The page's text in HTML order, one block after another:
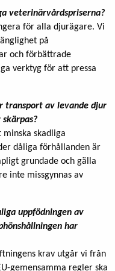
veterinärvårdspriserna?
för alla djurägare. Vi
på
och förbättrade
verktyg för att pressa
transport av levande djur
minska skadliga
dåliga förhållanden är
grundade och gälla
inte missgynnas av
uppfödningen av
har
krav utgår vi från
gemensamma regler ska